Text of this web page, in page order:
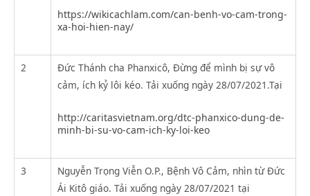
https://wikicachlam.com/can-benh-vo-cam-trong-
xa-hoi-hien-nay/
2
Đức Thánh cha Phanxicô, Đừng để mình bị sự vô
cảm, ích kỷ lôi kéo. Tải xuống ngày 28/07/2021.Tại
http://caritasvietnam.org/dtc-phanxico-dung-de-
minh-bi-su-vo-cam-ich-ky-loi-keo
3
Nguyễn Trọng Viễn O.P., Bệnh Vô Cảm, nhìn từ Đức
Ái Kitô giáo. Tải xuống ngày 28/07/2021 tại